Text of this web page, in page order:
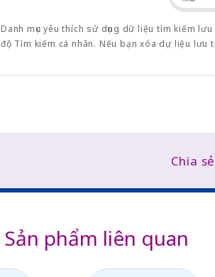
Danh mục yêu thích sử dụng dữ liệu tìm kiếm
độ Tìm kiếm cá nhân. Nếu bạn xóa dự liệu
Chia sẻ
Sản phẩm liên quan